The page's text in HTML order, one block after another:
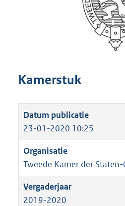
Kamerstuk
23-01-2020 10:25
Tweede Kamer der Staten-
2019-2020